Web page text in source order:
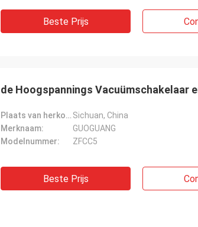
Beste Prijs
de Hoogspannings Vacuümschakelaar
Plaats van herkomst: Sichuan, China
Merknaam:
GUOGUANG
Modelnummer:
ZFCC5
Beste Prijs